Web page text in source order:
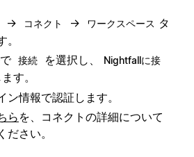
→ コネクト → ワークスペース タ
接続 を選択し、
Nightfallに接
す。
情報で認証します。
らを、コネクトの詳細について
ださい。